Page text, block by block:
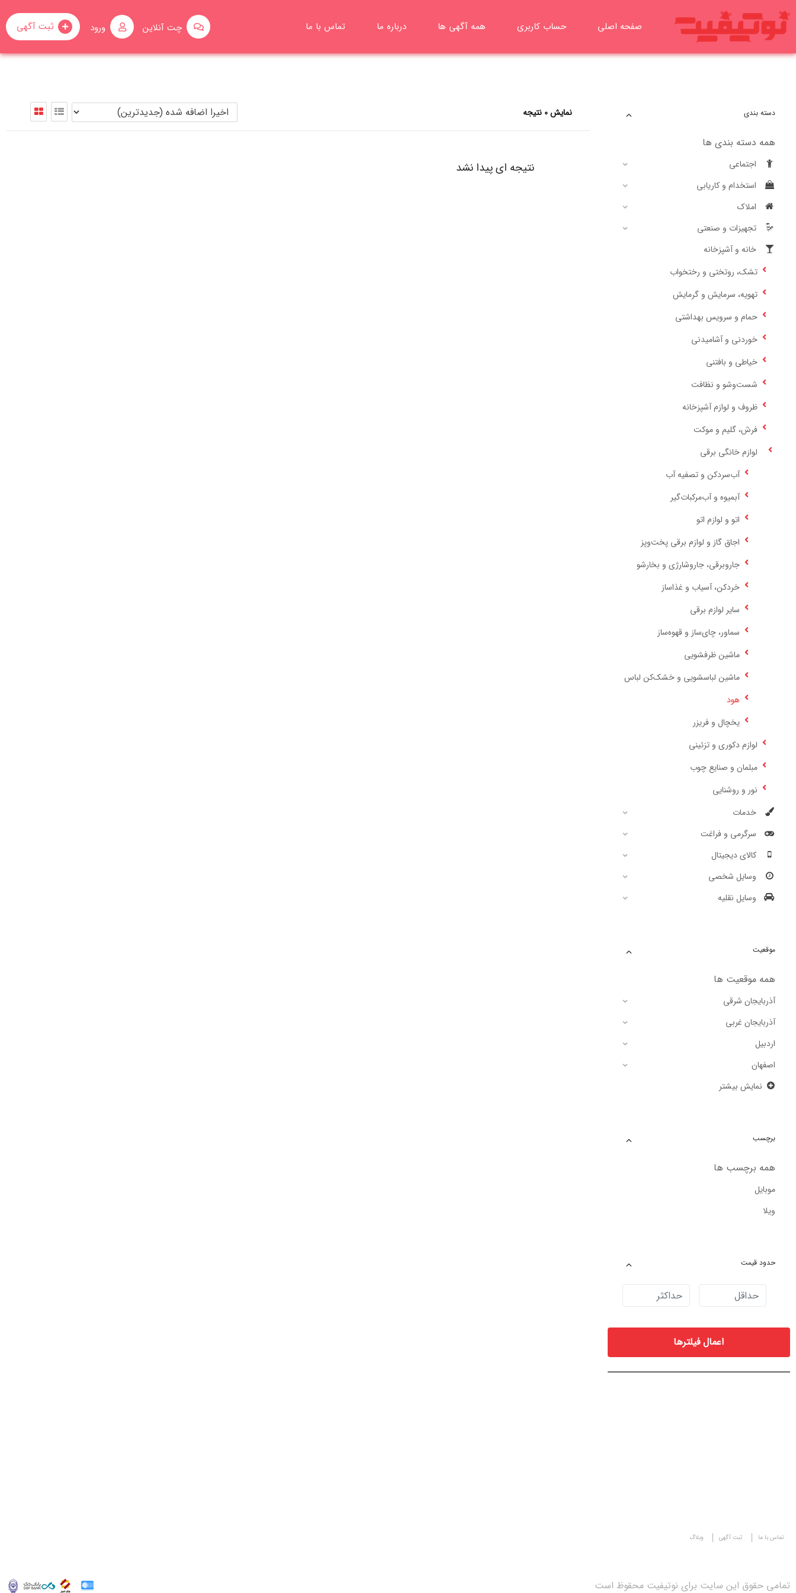
پرش
ثبت آگهی ورود چت آنلاین صفحه اصلی حساب کاربری همه آگهی ها درباره ما تماس با ما
دسته بندی
همه دسته بندی ها
اجتماعی
استخدام و کاریابی
املاک
تجهیزات و صنعتی
خانه و آشپزخانه
تشک، روتختی و رختخواب
تهویه، سرمایش و گرمایش
حمام و سرویس بهداشتی
خوردنی و آشامیدنی
خیاطی و بافتنی
شست‌وشو و نظافت
ظروف و لوازم آشپزخانه
فرش، گلیم و موکت
لوازم خانگی برقی
آب‌سردکن و تصفیه آب
آبمیوه و آب‌مرکبات‌گیر
اتو و لوازم اتو
اجاق گاز و لوازم برقی پخت‌وپز
جاروبرقی، جاروشارژی و بخارشو
خردکن، آسیاب و غذاساز
سایر لوازم برقی
سماور، چای‌ساز و قهوه‌ساز
ماشین ظرفشویی
ماشین لباسشویی و خشک‌کن لباس
هود
یخچال و فریزر
لوازم دکوری و تزئینی
مبلمان و صنایع چوب
نور و روشنایی
خدمات
سرگرمی و فراغت
کالای دیجیتال
وسایل شخصی
وسایل نقلیه
موقعیت
همه موقعیت ها
آذربایجان شرقی
آذربایجان غربی
اردبیل
اصفهان
نمایش بیشتر
برچسب
همه برچسب ها
موبایل
ویلا
حدود قیمت
اعمال فیلترها
نمایش 0 نتیجه
نتیجه ای پیدا نشد
تماس با ما ثبت آگهی وبلاگ
تمامی حقوق این سایت برای نوتیفیت محقوظ است